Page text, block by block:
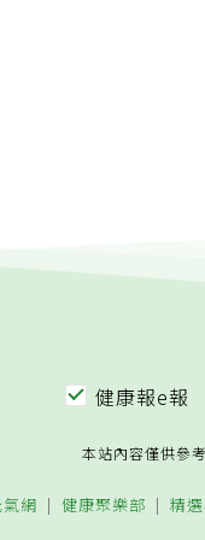
健康報e報
本站內容僅供參
網 健康聚樂部 精